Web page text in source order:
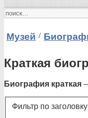
Музей
Краткая
Биография краткая
Фильтр по заголовку